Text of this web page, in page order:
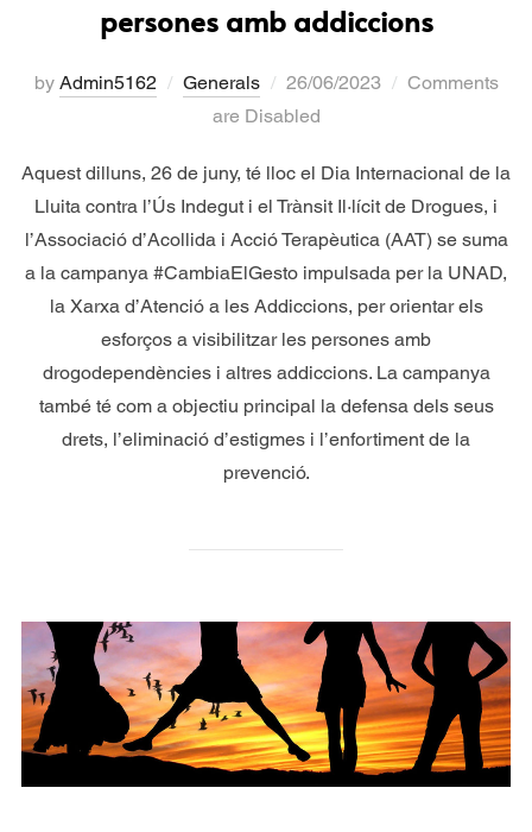
persones amb addiccions
by Admin5162 Generals 26/06/2023
Comments
are Disabled
Aquest dilluns, 26 de juny, té lloc el Dia Internacional de la
Lluita contra l’Ús Indegut i el Trànsit Il·lícit de Drogues, i
l’Associació d’Acollida i Acció Terapèutica (AAT) se suma
a la campanya #CambiaElGesto impulsada per la UNAD,
la Xarxa d’Atenció a les Addiccions, per orientar els
esforços a visibilitzar les persones amb
drogodependències i altres addiccions. La campanya
també té com a objectiu principal la defensa dels seus
drets, l’eliminació d’estigmes i l’enfortiment de la
prevenció.